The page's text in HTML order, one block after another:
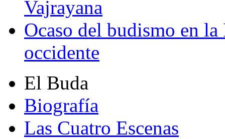
Vajrayana
Ocaso del budismo en
occidente
El Buda
Biografía
Las Cuatro Escenas